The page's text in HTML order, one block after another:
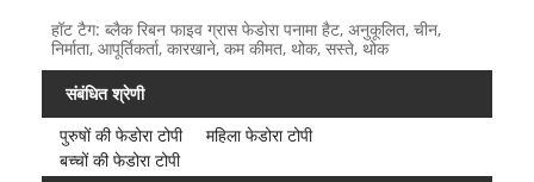
हॉट टैग: ब्लैक रिबन फाइव ग्रास फेडोरा पनामा हैट, अनुकूलित, चीन,
निर्माता, आपूर्तिकर्ता, कारखाने, कम कीमत, थोक, सस्ते, थोक
संबंधित श्रेणी
पुरुषों की फेडोरा टोपी
महिला फेडोरा टोपी
बच्चों की फेडोरा टोपी